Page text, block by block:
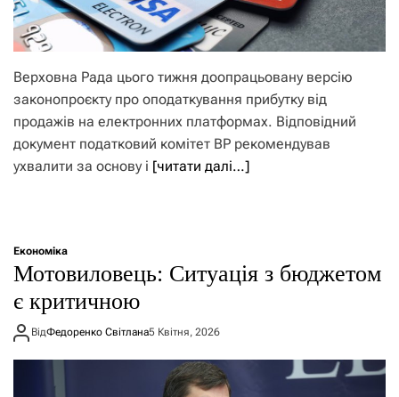
Верховна Рада цього тижня доопрацьовану версію
законопроєкту про оподаткування прибутку від
продажів на електронних платформах. Відповідний
документ податковий комітет ВР рекомендував
ухвалити за основу і [читати далі…]
Економіка
Мотовиловець: Ситуація з бюджетом
є критичною
ВідФедоренко Світлана5 Квітня, 2026